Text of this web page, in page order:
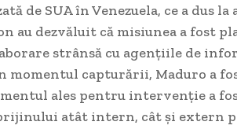
de SUA în Venezuela, ce a dus
au dezvăluit că misiunea a fost
strânsă cu agențiile de
momentul capturării, Maduro a
ales pentru intervenție a
atât intern, cât și extern